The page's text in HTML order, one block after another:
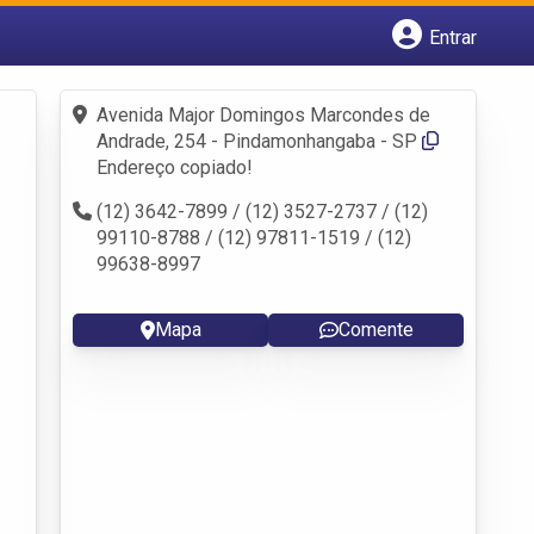
Entrar
Fazer login
Criar conta
Avenida Major Domingos Marcondes de
Andrade, 254 - Pindamonhangaba - SP
Endereço copiado!
(12) 3642-7899 / (12) 3527-2737 / (12)
99110-8788 / (12) 97811-1519 / (12)
99638-8997
Mapa Comente